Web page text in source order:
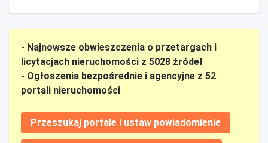
- Najnowsze obwieszczenia o przetargach i
licytacjach nieruchomości z 5028 źródeł
- Ogłoszenia bezpośrednie i agencyjne z 52
portali nieruchomości
Przeszukaj portale i ustaw powiadomienie